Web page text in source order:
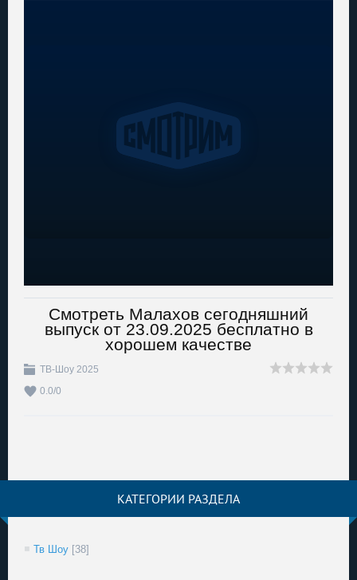
Смотреть Малахов сегодняшний
выпуск от 23.09.2025 бесплатно в
хорошем качестве
ТВ-Шоу 2025
0.0/0
КАТЕГОРИИ РАЗДЕЛА
Тв Шоу [38]